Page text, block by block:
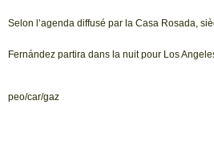
Selon l’agenda diffusé par la Casa Rosada,
Fernández partira dans la nuit pour Los
peo/car/gaz